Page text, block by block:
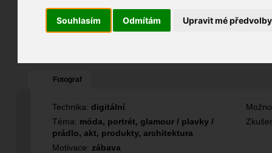
Souhlasím Odmítám Upravit mé předvolby
Poslední přihlášení: včera
3
Fotograf
Technika: digitální
Téma: móda, portrét, glamour / plavky /
prádlo, akt, produkty, architektura
Motivace: zábava